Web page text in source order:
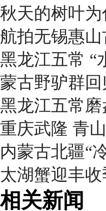
秋天的树叶为
航拍无锡惠
黑龙江五常 “
蒙古野驴群
黑龙江五常
重庆武隆 青
内蒙古北疆“
太湖蟹迎丰收
相关新闻